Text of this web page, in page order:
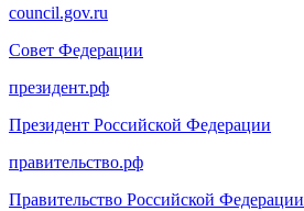
council.gov.ru
Совет Федерации
президент.рф
Президент Российской Федерации
правительство.рф
Правительство Российской Федерации